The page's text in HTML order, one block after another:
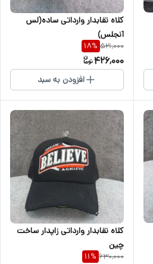
کلاه نقابدار وارداتی ساده(لس
آنجلس)
521,000
18%
426,000
افزودن به سبد
کلاه نقابدار وارداتی زاپدار ساخت
چین
630,000
11%